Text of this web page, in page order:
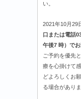
い。
2021年10月29
口または電話
午後7 時）でお
ご予約を優先
療を心掛けて
どよろしくお
る場合がありま